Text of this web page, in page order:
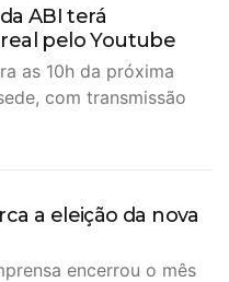
ABI terá
pelo Youtube
as 10h da próxima
com transmissão
a eleição da nova
encerrou o mês